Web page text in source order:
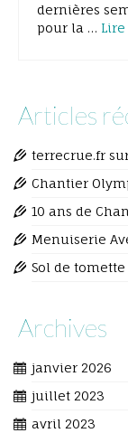
dernières
pour la …
Articles
terrecrue.fr
Chantier
10 ans de
Menuiserie
Sol de tomette
Archives
janvier 2026
juillet 2023
avril 2023